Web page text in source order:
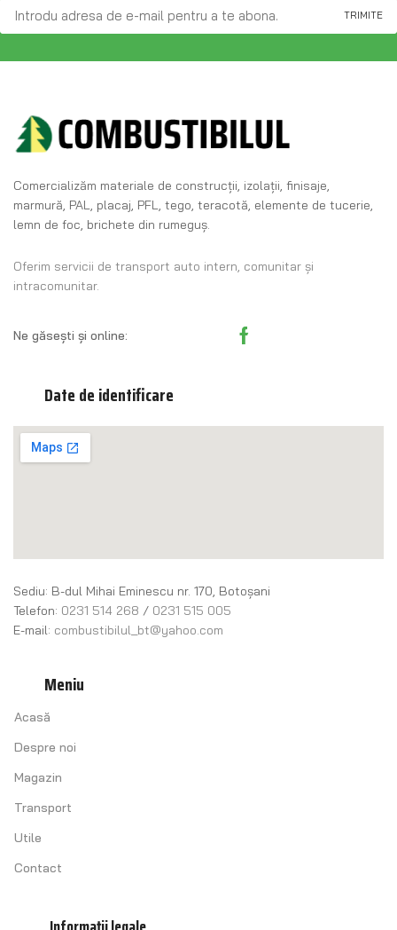
Comercializăm materiale de construcţii, izolaţii, finisaje,
marmură, PAL, placaj, PFL, tego, teracotă, elemente de tucerie,
lemn de foc, brichete din rumeguş.
Oferim servicii de transport auto intern, comunitar și
intracomunitar.
Ne găsești și online:
Date de identificare
Sediu: B-dul Mihai Eminescu nr. 170, Botoșani
Telefon: 0231 514 268 / 0231 515 005
E-mail: combustibilul_bt@yahoo.com
Meniu
Acasă
Despre noi
Magazin
Transport
Utile
Contact